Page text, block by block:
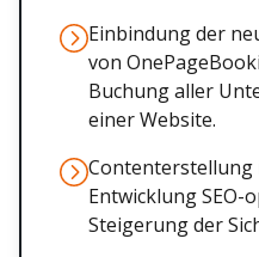
Einbindung der
von
Buchung aller
einer Website.
Contenterstellung
Entwicklung
Steigerung der